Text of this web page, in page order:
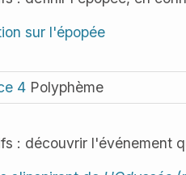
sur l'épopée
4 Polyphème
: découvrir l'événement